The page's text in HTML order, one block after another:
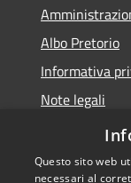
Albo Pretorio
Informativa
Note legali
Dichiarazione
Questo sito web
necessari al